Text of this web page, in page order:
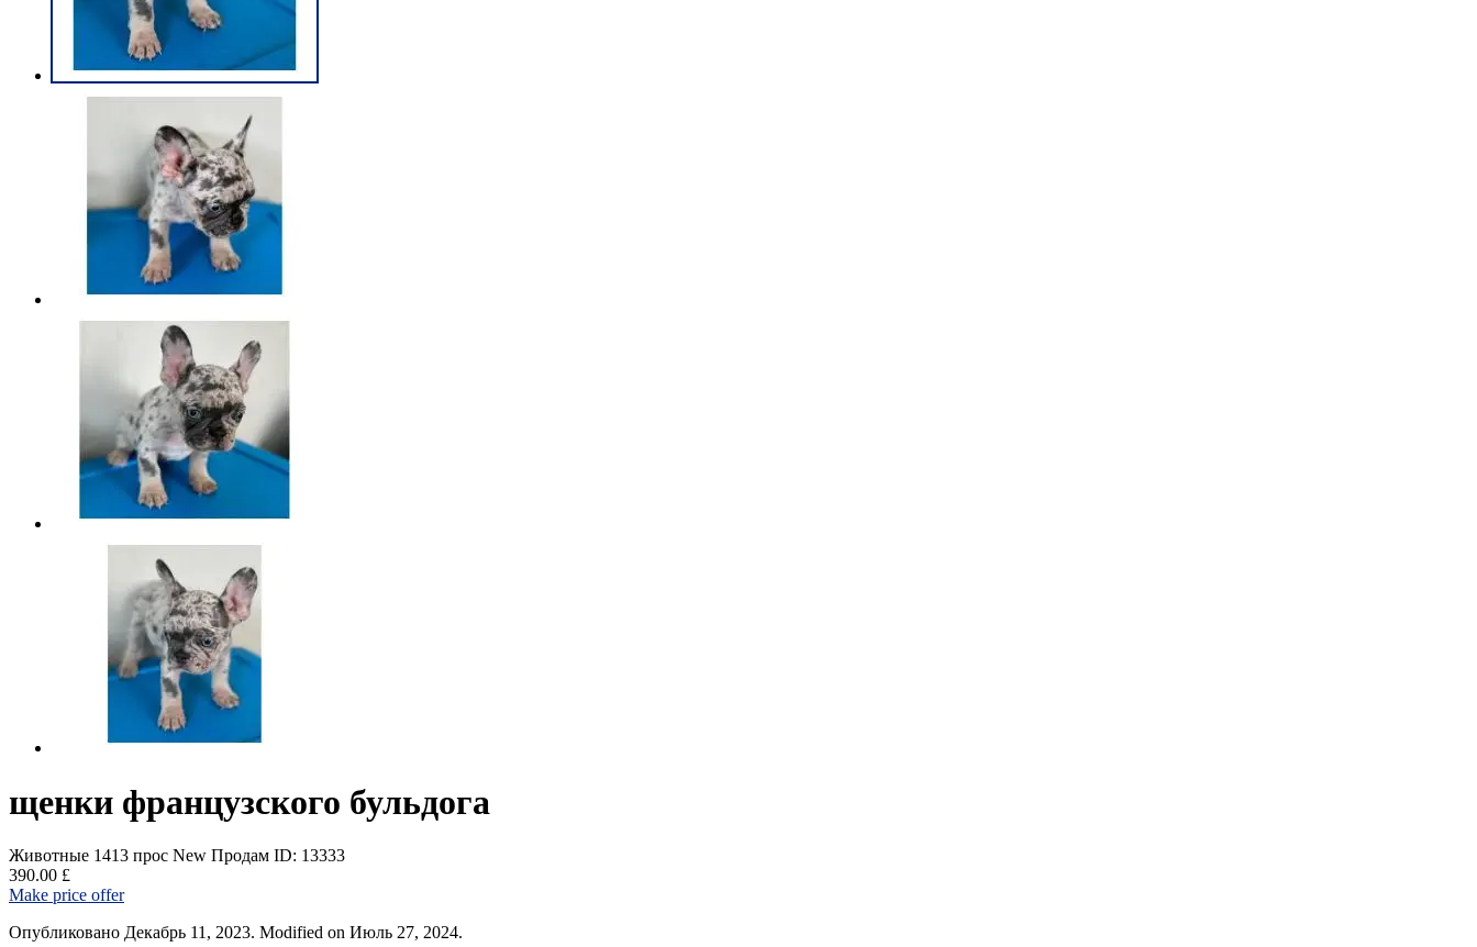
щенки французского бульдога
Животные 1413 прос New Продам ID: 13333
390.00 £
Make price offer
Опубликовано Декабрь 11, 2023. Modified on Июль 27, 2024.